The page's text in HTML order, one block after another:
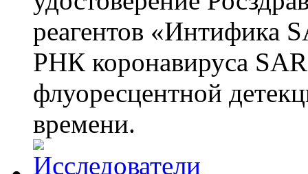
реагентов «Интифика
РНК коронавируса
флуоресцентной
времени.